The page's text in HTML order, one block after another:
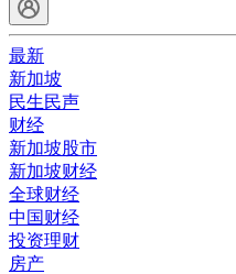
最新
新加坡
民生民声
财经
新加坡股市
新加坡财经
全球财经
中国财经
投资理财
房产